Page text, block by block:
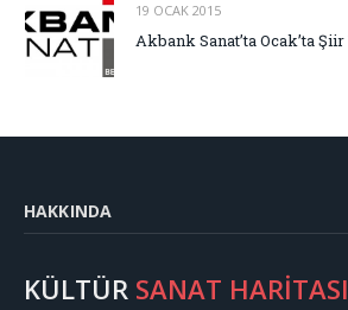
19 OCAK 2015
Akbank Sanat’ta Ocak’ta
HAKKINDA
KÜLTÜR SANAT HARİTASI